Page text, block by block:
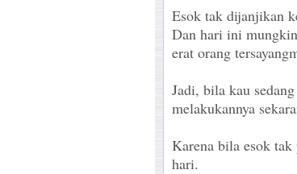
Esok tak dijanjikan
Dan hari ini
erat orang
Jadi, bila kau
melakukannya
Karena bila esok tak
hari.